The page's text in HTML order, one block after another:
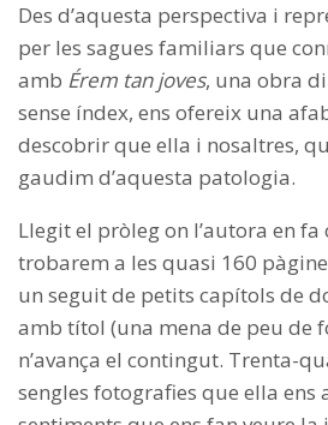
Des d’aquesta perspectiva i
per les sagues familiars que
amb Érem tan joves, una obra
sense índex, ens ofereix una
descobrir que ella i nosaltres,
gaudim d’aquesta patologia.
Llegit el pròleg on l’autora en
trobarem a les quasi 160
un seguit de petits capítols de
amb títol (una mena de peu de
n’avança el contingut. Trenta-
sengles fotografies que ella ens